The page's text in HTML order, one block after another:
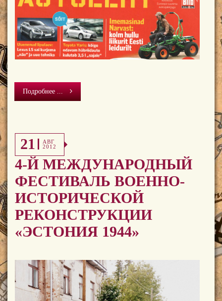
Подробнее ...
21
АВГ
2012
4-Й МЕЖДУНАРОДНЫЙ
ФЕСТИВАЛЬ ВОЕННО-
ИСТОРИЧЕСКОЙ
РЕКОНСТРУКЦИИ
«ЭСТОНИЯ 1944»